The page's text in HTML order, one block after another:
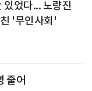
있었다... 노량진
'무인사회'
줄어